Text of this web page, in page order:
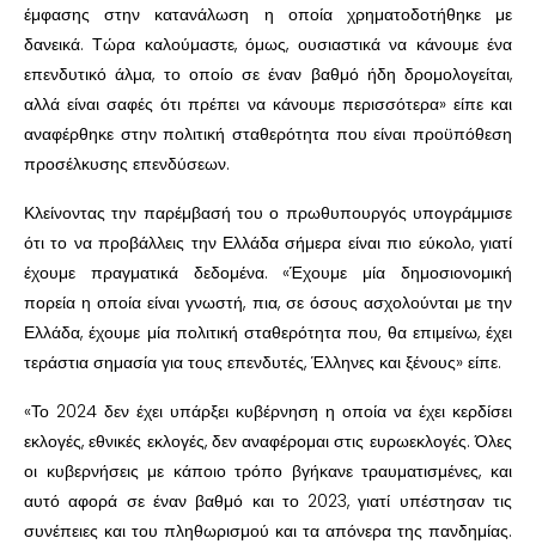
έμφασης στην κατανάλωση η οποία χρηματοδοτήθηκε με
δανεικά. Τώρα καλούμαστε, όμως, ουσιαστικά να κάνουμε ένα
επενδυτικό άλμα, το οποίο σε έναν βαθμό ήδη δρομολογείται,
αλλά είναι σαφές ότι πρέπει να κάνουμε περισσότερα» είπε και
αναφέρθηκε στην πολιτική σταθερότητα που είναι προϋπόθεση
προσέλκυσης επενδύσεων.
Κλείνοντας την παρέμβασή του ο πρωθυπουργός υπογράμμισε
ότι το να προβάλλεις την Ελλάδα σήμερα είναι πιο εύκολο, γιατί
έχουμε πραγματικά δεδομένα. «Έχουμε μία δημοσιονομική
πορεία η οποία είναι γνωστή, πια, σε όσους ασχολούνται με την
Ελλάδα, έχουμε μία πολιτική σταθερότητα που, θα επιμείνω, έχει
τεράστια σημασία για τους επενδυτές, Έλληνες και ξένους» είπε.
«Το 2024 δεν έχει υπάρξει κυβέρνηση η οποία να έχει κερδίσει
εκλογές, εθνικές εκλογές, δεν αναφέρομαι στις ευρωεκλογές. Όλες
οι κυβερνήσεις με κάποιο τρόπο βγήκανε τραυματισμένες, και
αυτό αφορά σε έναν βαθμό και το 2023, γιατί υπέστησαν τις
συνέπειες και του πληθωρισμού και τα απόνερα της πανδημίας.